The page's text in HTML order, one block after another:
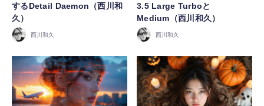
するDetail Daemon（西川和
久）
西川和久
3.5 Large Turboと
Medium（西川和久）
西川和久